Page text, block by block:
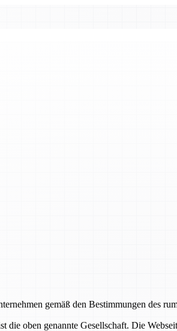
gemäß den Bestimmungen des
oben genannte Gesellschaft. Die